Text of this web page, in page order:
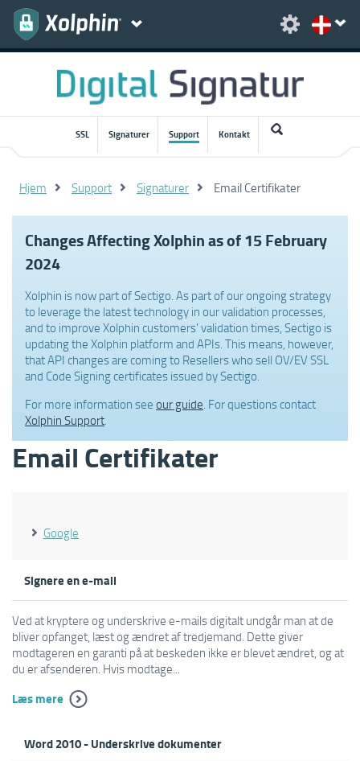
SSL Signaturer Support Kontakt
Hjem Support Signaturer Email Certifikater
Changes Affecting Xolphin as of 15 February
2024
Xolphin is now part of Sectigo. As part of our ongoing strategy
to leverage the latest technology in our validation processes,
and to improve Xolphin customers' validation times, Sectigo is
updating the Xolphin platform and APIs. This means, however,
that API changes are coming to Resellers who sell OV/EV SSL
and Code Signing certificates issued by Sectigo.
For more information see our guide. For questions contact
Xolphin Support.
Email Certifikater
Google
Signere en e-mail
Ved at kryptere og underskrive e-mails digitalt undgår man at de
bliver opfanget, læst og ændret af tredjemand. Dette giver
modtageren en garanti på at beskeden ikke er blevet ændret, og at
du er afsenderen. Hvis modtage...
Læs mere
Word 2010 - Underskrive dokumenter